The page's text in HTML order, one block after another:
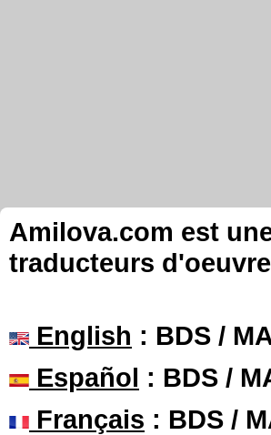
Amilova.com est
traducteurs
English : BDS /
Español : BDS /
Français : BDS /